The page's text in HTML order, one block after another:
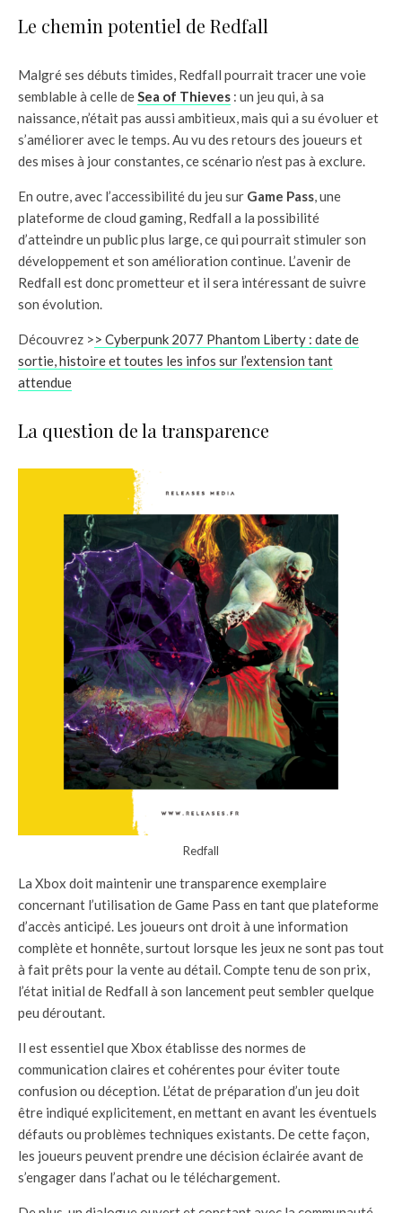
Le chemin potentiel de Redfall
Malgré ses débuts timides, Redfall pourrait tracer une voie
semblable à celle deSea of Thieves : un jeu qui, à sa
naissance, n’était pas aussi ambitieux, mais qui a su évoluer et
s’améliorer avec le temps. Au vu des retours des joueurs et
des mises à jour constantes, ce scénario n’est pas à exclure.
En outre, avec l’accessibilité du jeu sur Game Pass, une
plateforme de cloud gaming, Redfall a la possibilité
d’atteindre un public plus large, ce qui pourrait stimuler son
développement et son amélioration continue. L’avenir de
Redfall est donc prometteur et il sera intéressant de suivre
son évolution.
Découvrez >> Cyberpunk 2077 Phantom Liberty : date de
sortie, histoire et toutes les infos sur l’extension tant
attendue
La question de la transparence
Redfall
La Xbox doit maintenir une transparence exemplaire
concernant l’utilisation de Game Pass en tant que plateforme
d’accès anticipé. Les joueurs ont droit à une information
complète et honnête, surtout lorsque les jeux ne sont pas tout
à fait prêts pour la vente au détail. Compte tenu de son prix,
l’état initial de Redfall à son lancement peut sembler quelque
peu déroutant.
Il est essentiel que Xbox établisse des normes de
communication claires et cohérentes pour éviter toute
confusion ou déception. L’état de préparation d’un jeu doit
être indiqué explicitement, en mettant en avant les éventuels
défauts ou problèmes techniques existants. De cette façon,
les joueurs peuvent prendre une décision éclairée avant de
s’engager dans l’achat ou le téléchargement.